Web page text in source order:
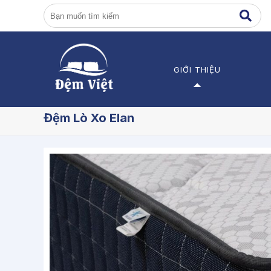
GIỚI THIỆU
Đệm Lò Xo Elan